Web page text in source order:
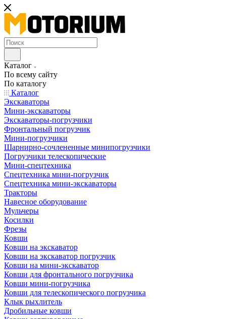
Каталог
По всему сайту
По каталогу
Каталог
Экскаваторы
Мини-экскаваторы
Экскаваторы-погрузчики
Фронтальный погрузчик
Мини-погрузчики
Шарнирно-сочлененные минипогрузчики
Погрузчики телескопические
Мини-спецтехника
Спецтехника мини-погрузчик
Спецтехника мини-экскаваторы
Тракторы
Навесное оборудование
Мульчеры
Косилки
Фрезы
Ковши
Ковши на экскаватор
Ковши на экскаватор погрузчик
Ковши на мини-экскаватор
Ковши для фронтального погрузчика
Ковши мини-погрузчика
Ковши для телескопического погрузчика
Клык рыхлитель
Дробильные ковши